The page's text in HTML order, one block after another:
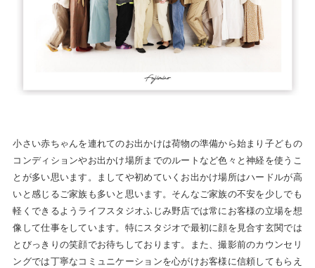
小さい赤ちゃんを連れてのお出かけは荷物の準備から始まり子どもの
コンディションやお出かけ場所までのルートなど色々と神経を使うこ
とが多い思います。ましてや初めていくお出かけ場所はハードルが高
いと感じるご家族も多いと思います。そんなご家族の不安を少しでも
軽くできるようライフスタジオふじみ野店では常にお客様の立場を想
像して仕事をしています。特にスタジオで最初に顔を見合す玄関では
とびっきりの笑顔でお待ちしております。また、撮影前のカウンセリ
ングでは丁寧なコミュニケーションを心がけお客様に信頼してもらえ